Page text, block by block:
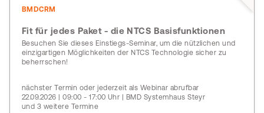
BMDCRM
Fit für jedes Paket - die NTCS Basisfunktionen
Besuchen Sie dieses Einstiegs-Seminar, um die nützlichen und
einzigartigen Möglichkeiten der NTCS Technologie sicher zu
beherrschen!
nächster Termin oder jederzeit als Webinar abrufbar
22.09.2026 | 09:00 - 17:00 Uhr | BMD Systemhaus Steyr
und 3 weitere Termine